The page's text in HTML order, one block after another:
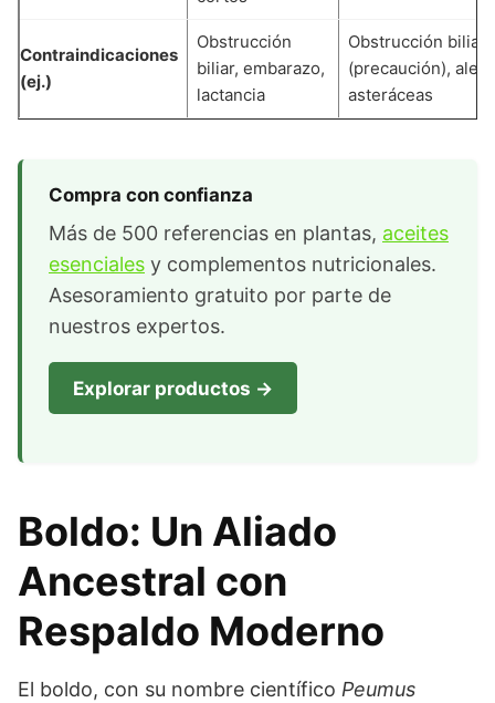
Contraindicaciones
(ej.)
Obstrucción
biliar, embarazo,
lactancia
Obstrucción biliar
(precaución),
asteráceas
Compra con confianza
Más de 500 referencias en plantas, aceites
esenciales y complementos nutricionales.
Asesoramiento gratuito por parte de
nuestros expertos.
Explorar productos →
Boldo: Un Aliado
Ancestral con
Respaldo Moderno
El boldo, con su nombre científico Peumus